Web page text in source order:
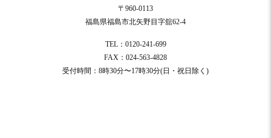
〒960-0113
福島県福島市北矢野目字舘62-4
TEL：0120-241-699
FAX：024-563-4828
受付時間：8時30分〜17時30分(日・祝日除く)